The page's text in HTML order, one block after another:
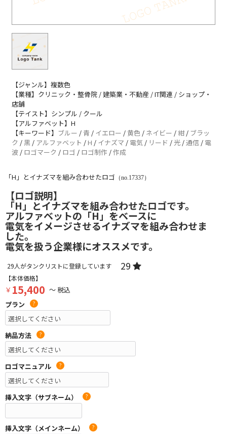
【ジャンル】複数色
【業種】クリニック・整骨院 / 建築業・不動産 / IT関連 / ショップ・
店舗
【テイスト】シンプル / クール
【アルファベット】H
【キーワード】 ブルー / 青 / イエロー /黄色 / ネイビー / 紺/ ブラッ
ク /黒 / アルファベット /H / イナズマ / 電気 / リード /光 /通信 / 電
波 / ロゴマーク / ロゴ / ロゴ制作 /作成
「H」とイナズマを組み合わせたロゴ （no.17337）
【ロゴ説明】
「H」とイナズマを組み合わせたロゴです。
アルファベットの「H」をベースに
電気をイメージさせるイナズマを組み合わせま
した。
電気を扱う企業様にオススメです。
29人がタンクリストに登録しています 29
【本体価格】
￥ 15,400 ～ 税込
プラン
?
納品方法 ?
ロゴマニュアル ?
挿入文字（サブネーム） ?
挿入文字（メインネーム） ?